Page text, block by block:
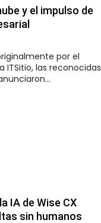
y el impulso de
por el
las reconocidas
IA de Wise CX
sin humanos